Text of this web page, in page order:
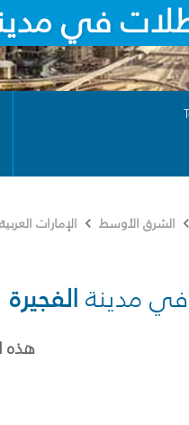
في
الشرق الأوسط الإمارات
في مدينة الفجيرة
هذه